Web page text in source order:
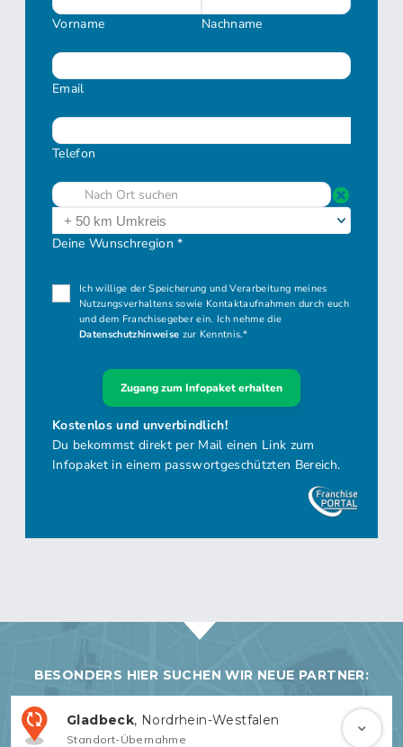
BESONDERS HIER SUCHEN WIR NEUE PARTNER:
Gladbeck, Nordrhein-Westfalen
Standort-Übernahme